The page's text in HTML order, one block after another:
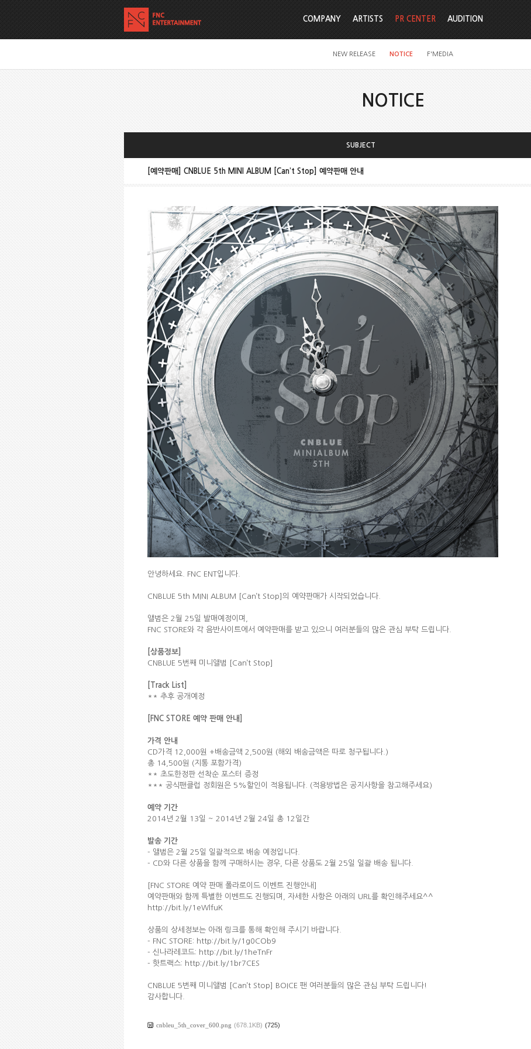
COMPANY ARTISTS PR CENTER
NEW RELEASE NOTICE F'MEDIA
AUDITION
NOTICE
SUBJECT
[예약판매] CNBLUE 5th MINI ALBUM [Can’t Stop] 예약판매 안내
안녕하세요. FNC ENT입니다.
CNBLUE 5th MINI ALBUM [Can’t Stop]의 예약판매가 시작되었습니다.
앨범은 2월 25일 발매예정이며,
FNC STORE와 각 음반사이트에서 예약판매를 받고 있으니 여러분들의 많은 관심 부탁 드립니다.
[상품정보]
CNBLUE 5번째 미니앨범 [Can’t Stop]
[Track List]
** 추후 공개예정
[FNC STORE 예약 판매 안내]
가격 안내
CD가격 12,000원 +배송금액 2,500원 (해외 배송금액은 따로 청구됩니다.)
총 14,500원 (지통 포함가격)
** 초도한정판 선착순 포스터 증정
*** 공식팬클럽 정회원은 5%할인이 적용됩니다. (적용방법은 공지사항을 참고해주세요)
예약 기간
2014년 2월 13일 ~ 2014년 2월 24일 총 12일간
발송 기간
- 앨범은 2월 25일 일괄적으로 배송 예정입니다.
- CD와 다른 상품을 함께 구매하시는 경우, 다른 상품도 2월 25일 일괄 배송 됩니다.
[FNC STORE 예약 판매 폴라로이드 이벤트 진행안내]
예약판매와 함께 특별한 이벤트도 진행되며, 자세한 사항은 아래의 URL를 확인해주세요^^
http://bit.ly/1eWlfuK
상품의 상세정보는 아래 링크를 통해 확인해 주시기 바랍니다.
- FNC STORE: http://bit.ly/1g0COb9
- 신나라레코드: http://bit.ly/1heTnFr
- 핫트랙스: http://bit.ly/1br7CES
CNBLUE 5번째 미니앨범 [Can’t Stop] BOICE 팬 여러분들의 많은 관심 부탁 드립니다!
감사합니다.
cnbleu_5th_cover_600.png (678.1KB) (725)